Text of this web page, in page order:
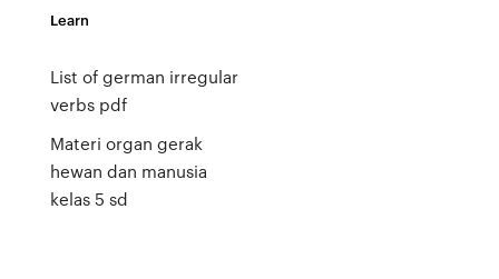
Learn
List of german irregular
verbs pdf
Materi organ gerak
hewan dan manusia
kelas 5 sd